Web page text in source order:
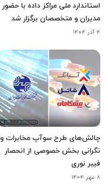
استاندارد ملی مراکز داده با حضور
مدیران و متخصصان برگزار شد
۴ آذر ۱۴۰۴
چالش‌های طرح سوآپ مخابرات و
نگرانی بخش خصوصی از انحصار
فیبر نوری
۸ مهر ۱۴۰۴